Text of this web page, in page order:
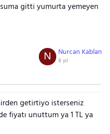
gitti yumurta yemeyen
Nurcan Kablan
8 yıl
N
getirtiyo isterseniz
fiyatı unuttum ya 1 TL ya